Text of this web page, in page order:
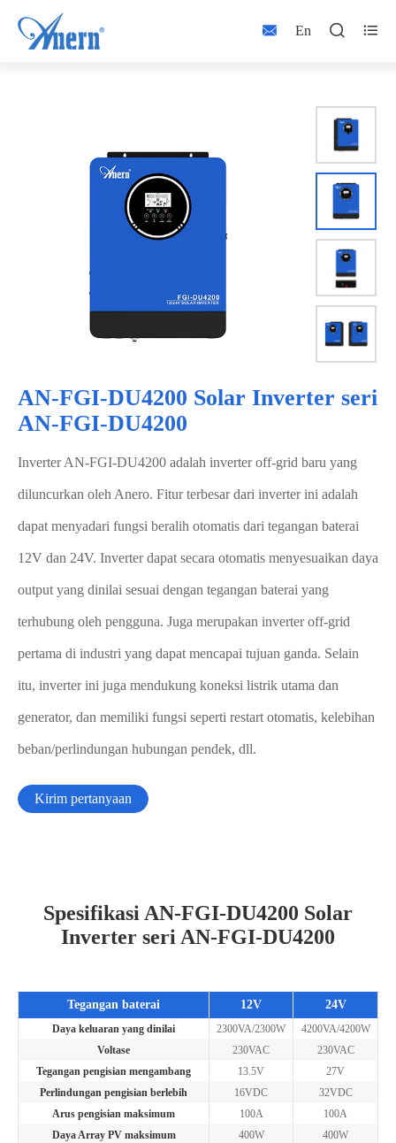
 En  
AN-FGI-DU4200 Solar Inverter seri
AN-FGI-DU4200
Inverter AN-FGI-DU4200 adalah inverter off-grid baru yang
diluncurkan oleh Anero. Fitur terbesar dari inverter ini adalah
dapat menyadari fungsi beralih otomatis dari tegangan baterai
12V dan 24V. Inverter dapat secara otomatis menyesuaikan daya
output yang dinilai sesuai dengan tegangan baterai yang
terhubung oleh pengguna. Juga merupakan inverter off-grid
pertama di industri yang dapat mencapai tujuan ganda. Selain
itu, inverter ini juga mendukung koneksi listrik utama dan
generator, dan memiliki fungsi seperti restart otomatis, kelebihan
beban/perlindungan hubungan pendek, dll.
Kirim pertanyaan
Spesifikasi AN-FGI-DU4200 Solar
Inverter seri AN-FGI-DU4200
Tegangan baterai 12V 24V
Daya keluaran yang dinilai 2300VA/2300W
4200VA/4200W
Voltase
230VAC
230VAC
Tegangan pengisian mengambang
13.5V
27V
Perlindungan pengisian berlebih
16VDC
32VDC
Arus pengisian maksimum
100A
100A
Daya Array PV maksimum
400W
400W